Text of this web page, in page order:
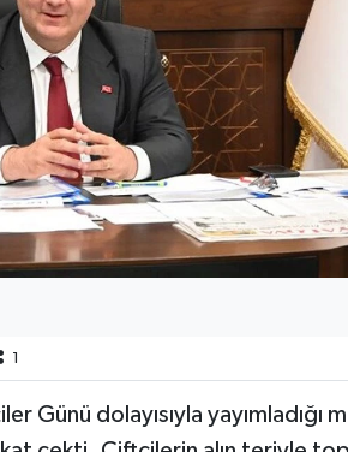
1
Günü dolayısıyla yayımladığı